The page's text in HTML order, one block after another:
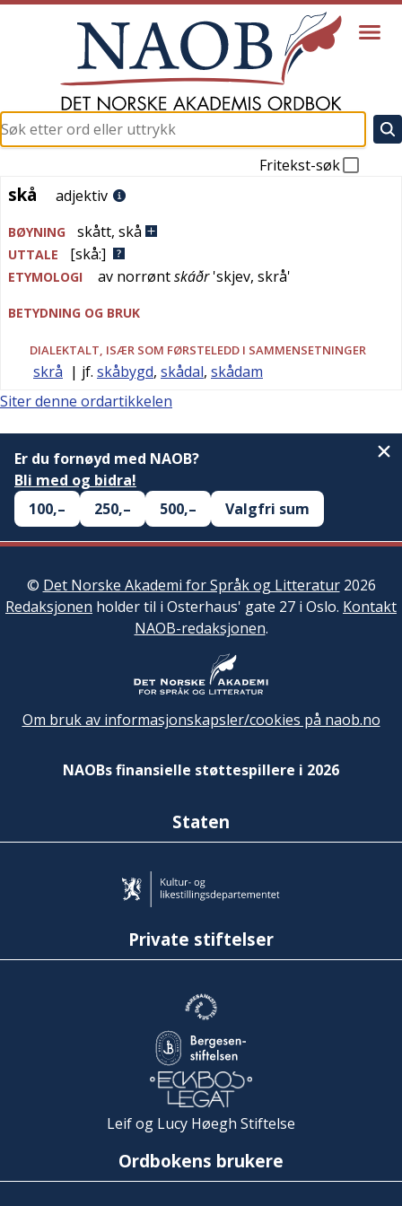
Fritekst-søk
skå
skå adjektiv
BØYNING skått, skå
UTTALE [skå:]
ETYMOLOGI av norrøntskáðr'skjev, skrå'
BETYDNING OG BRUK
DIALEKTALT, ISÆR SOM FØRSTELEDD I SAMMENSETNINGER
skrå | jf. skåbygd, skådal, skådam
Siter denne ordartikkelen
Er du fornøyd med NAOB?
Bli med og bidra!
100,–
250,– 500,– Valgfri sum
© Det Norske Akademi for Språk og Litteratur2026
Redaksjonen holder til i Osterhaus' gate 27 i Oslo. Kontakt
NAOB-redaksjonen.
Om bruk av informasjonskapsler/cookies på naob.no
NAOBs finansielle støttespillere i 2026
Staten
Private stiftelser
Leif og Lucy Høegh Stiftelse
Ordbokens brukere